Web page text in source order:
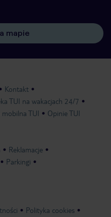
mapie
Kontakt
TUI na wakacjach 24/7
mobilna TUI Opinie TUI
Reklamacje
Parkingi
Polityka cookies